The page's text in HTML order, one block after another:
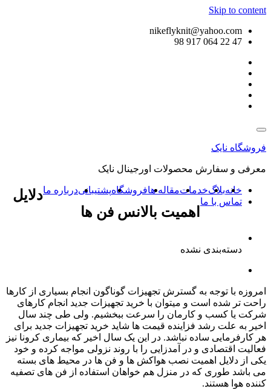
Skip to content
nikeflyknit@yahoo.com
47 22 064 917 98
فروشگاه نایک
معرفی و سفارش محصولات اورجینال نایک
خانهبلاگخدماتمقاله هافروشگاهپشتیبانیدرباره ما
تماس با ما
دلایل
اهمیت بالانس فن ها
دسته‌بندی نشده
امروزه با توجه به گسترش تجهیزات گوناگون انجام بسیاری از کارها
راحت تر شده است و میتوان با خرید تجهیزات جدید انجام کارهای
شرکت یا کسب و کارمان را سرعت ببخشیم. ولی طی چند سال
اخیر به علت رشد فزاینده قیمت ها شاید خرید تجهیزات جدید برای
هر کارفرمایی ساده نباشد. در این یک سال اخیر که بیماری کرونا نیز
فعالیت اقتصادی و در آمدزایی را با روند نزولی مواجه کرده و خود
یکی از دلایل اهمیت نصب هواکش ها و فن ها در محیط های بسته
می باشد طوری که در منزل هم خواهان استفاده از فن های تصفیه
کننده هوا هستند.